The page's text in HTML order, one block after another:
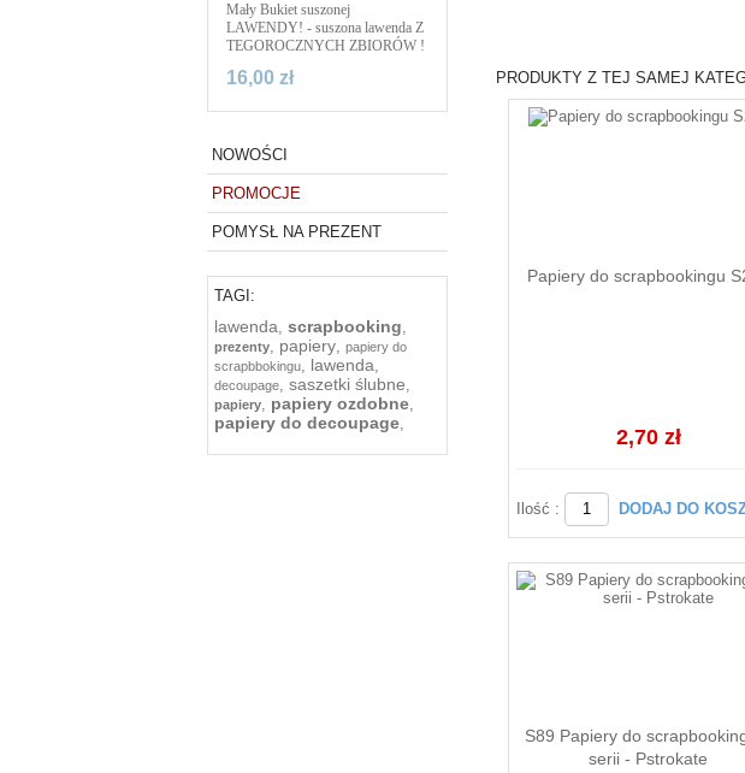
Mały Bukiet suszonej
LAWENDY! - suszona lawenda Z
TEGOROCZNYCH ZBIORÓW !
16,00 zł
NOWOŚCI
PROMOCJE
POMYSŁ NA PREZENT
TAGI:
lawenda, scrapbooking,
prezenty, papiery, papiery do
scrapbbokingu, lawenda,
decoupage, saszetki ślubne,
papiery, papiery ozdobne,
papiery do decoupage,
PRODUKTY Z TEJ SAMEJ
Papiery do scrapbookingu
2,70 zł
Ilość : DODAJ DO
S89 Papiery do
serii - Pstrokate